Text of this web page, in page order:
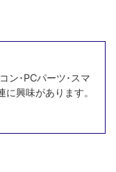
ン･PCパーツ･スマ
興味があります。